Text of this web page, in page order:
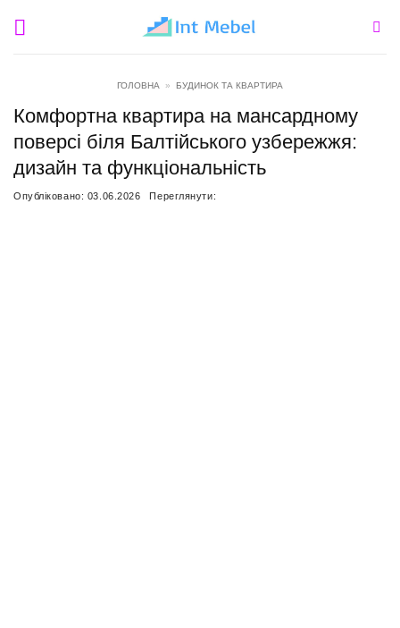
ГОЛОВНА » БУДИНОК ТА КВАРТИРА
Комфортна квартира на мансардному
поверсі біля Балтійського узбережжя:
дизайн та функціональність
Опубліковано: 03.06.2026 Переглянути: